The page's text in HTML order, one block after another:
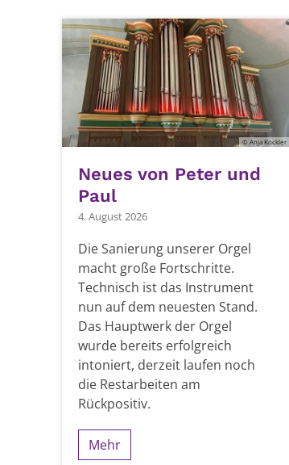
© Anja Kockler
Neues von Peter und
Paul
4. August 2026
Die Sanierung unserer Orgel
macht große Fortschritte.
Technisch ist das Instrument
nun auf dem neuesten Stand.
Das Hauptwerk der Orgel
wurde bereits erfolgreich
intoniert, derzeit laufen noch
die Restarbeiten am
Rückpositiv.
Mehr